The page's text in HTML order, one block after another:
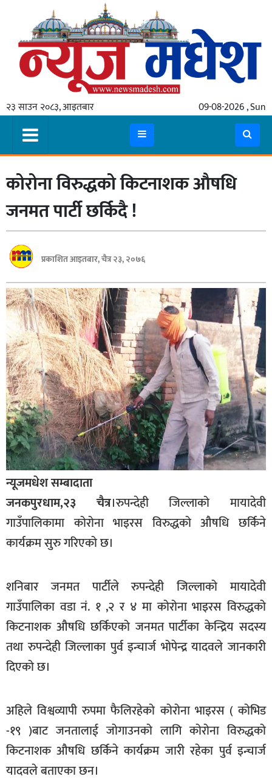
२३ साउन २०८३, आइतबार 09-08-2026 , Sun
गृहपृष्ठ
स्थानीय
प्रदेश
मधेश
प्रदेश
लुम्बिनी
गण्डकी
बागमती
कर्णाली
सुदूरपश्चिम
मधेश
विशेष
राजनीति
प्रमुख
समाचार
राष्ट्रिय
अन्तराष्ट्रिय
अन्तरबार्ता
अर्थ
मनोरञ्जन
फोटो
/
अन्य
शिक्षा
विचार
स्वास्थ्य
कोरोना विरुद्धको किटनाशक औषधि
जनमत पार्टी छर्किदै !
प्रकाशित आइतबार, चैत्र २३, २०७६
न्यूजमधेश सम्बादाता
जनकपुरधाम,२३ चैत्र।रुपन्देही जिल्लाको मायादेवी
गाउँपालिकामा कोरोना भाइरस विरुद्धको औषधि छर्किने
कार्यक्रम सुरु गरिएको छ।
शनिबार जनमत पार्टीले रुपन्देही जिल्लाको मायादेवी
गाउँपालिका वडा नं. १ ,२ र ४ मा कोरोना भाइरस विरुद्धको
किटनाशक औषधि छर्किएको जनमत पार्टीका केन्द्रिय सदस्य
तथा रुपन्देही जिल्लाका पुर्व इन्चार्ज भोपेन्द्र यादवले जानकारी
दिएको छ।
अहिले विश्वव्यापी रुपमा फैलिरहेको कोरोना भाइरस ( कोभिड
-१९ )बाट जनतालाई जोगाउनको लागि कोरोना विरुद्धको
किटनाशक औषधि छर्किने कार्यक्रम जारी रहेका पुर्व इन्चार्ज
यादवले बताएका छन।